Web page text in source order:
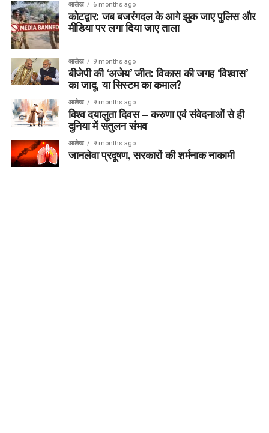
आलेख 6 months ago
कोटद्वार: जब बजरंगदल के आगे झुक जाए पुलिस और
मीडिया पर लगा दिया जाए ताला
आलेख 9 months ago
बीजेपी की ‘अजेय’ जीत: विकास की जगह ‘विश्वास’
का जादू, या सिस्टम का कमाल?
आलेख 9 months ago
विश्व दयालुता दिवस – करुणा एवं संवेदनाओं से ही
दुनिया में संतुलन संभव
आलेख 9 months ago
जानलेवा प्रदूषण, सरकारों की शर्मनाक नाकामी